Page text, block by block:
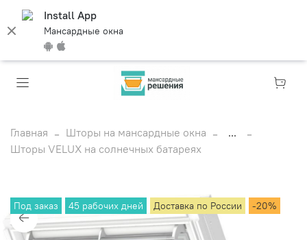
Install App
Мансардные окна
Главная Шторы на мансардные окна
...
Шторы VELUX на солнечных батареях
Под заказ 45 рабочих дней Доставка по России -20%